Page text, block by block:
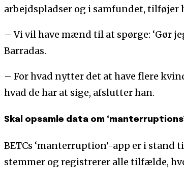
arbejdspladser og i samfundet, tilføjer
– Vi vil have mænd til at spørge: ‘Gør
Barradas.
– For hvad nytter det at have flere
hvad de har at sige, afslutter han.
Skal opsamle data om
BETCs ‘manterruption’-app er i
stemmer og registrerer alle tilfælde,